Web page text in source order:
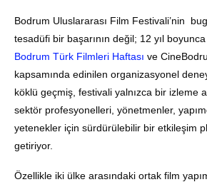
Bodrum Uluslararası Film Festivali’nin
tesadüfi bir başarının değil; 12 yıl
Bodrum Türk Filmleri Haftası ve
kapsamında edinilen organizasyonel
köklü geçmiş, festivali yalnızca bir izleme
sektör profesyonelleri, yönetmenler,
yetenekler için sürdürülebilir bir etkileşim
getiriyor.
Özellikle iki ülke arasındaki ortak film